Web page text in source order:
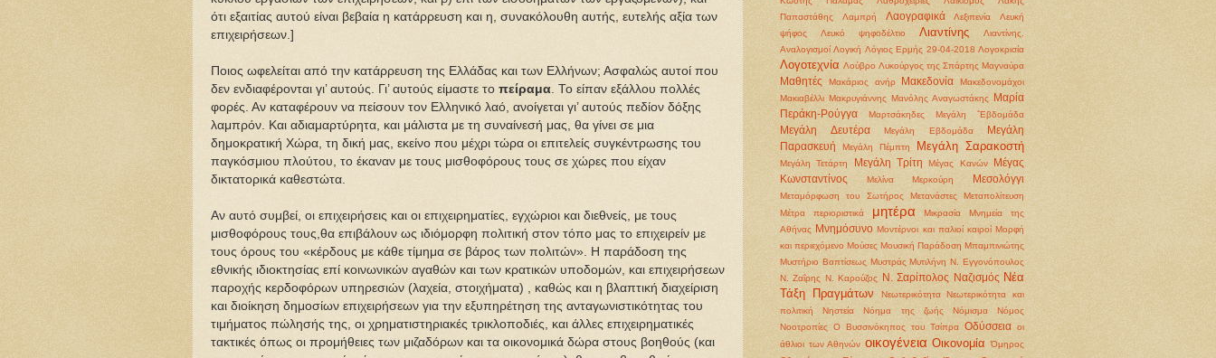
ότι εξαιτίας αυτού είναι βεβαία η κατάρρευση και η, συνακόλουθη αυτής, ευτελής αξία των
επιχειρήσεων.]
Ποιος ωφελείται από την κατάρρευση της Ελλάδας και των Ελλήνων; Ασφαλώς αυτοί που
δεν ενδιαφέρονται γι’ αυτούς. Γι’ αυτούς είμαστε το πείραμα . Το είπαν εξάλλου πολλές
φορές. Αν καταφέρουν να πείσουν τον Ελληνικό λαό, ανοίγεται γι’ αυτούς πεδίον δόξης
λαμπρόν. Και αδιαμαρτύρητα, και μάλιστα με τη συναίνεσή μας, θα γίνει σε μια
δημοκρατική Χώρα, τη δική μας, εκείνο που μέχρι τώρα οι επιτελείς συγκέντρωσης του
παγκόσμιου πλούτου, το έκαναν με τους μισθοφόρους τους σε χώρες που είχαν
δικτατορικά καθεστώτα.
Αν αυτό συμβεί, οι επιχειρήσεις και οι επιχειρηματίες, εγχώριοι και διεθνείς, με τους
μισθοφόρους τους,θα επιβάλουν ως ιδιόμορφη πολιτική στον τόπο μας το επιχειρείν με
τους όρους του «κέρδους με κάθε τίμημα σε βάρος των πολιτών». Η παράδοση της
εθνικής ιδιοκτησίας επί κοινωνικών αγαθών και των κρατικών υποδομών, και επιχειρήσεων
παροχής κερδοφόρων υπηρεσιών (λαχεία, στοιχήματα) , καθώς και η βλαπτική διαχείριση
και διοίκηση δημοσίων επιχειρήσεων για την εξυπηρέτηση της ανταγωνιστικότητας του
τιμήματος πώλησής της, οι χρηματιστηριακές τρικλοποδιές, και άλλες επιχειρηματικές
τακτικές όπως οι προμήθειες των μιζαδόρων και τα οικονομικά δώρα στους βοηθούς (και
Παπαστάθης
Λαμπρή Λαογραφικά Λεξιπενία
Λευκή
ψήφος
Λευκό ψηφοδέλτιο Λιαντίνης
Λιαντίνης.
Αναλογισμοί Λογική Λόγιος Ερμής 29-04-2018 Λογοκρισία
Λογοτεχνία Λούβρο Λυκούργος της Σπάρτης Μαγναύρα
Μαθητές Μακάριος ανήρ Μακεδονία
Μακεδονομάχοι
Μακιαβέλλι Μακρυγιάννης Μανόλης Αναγωστάκης
Μαρία
Περάκη-Ρούγγα
Μαρτσάκηδες Μεγάλη ΅Εβδομάδα
Μεγάλη Δευτέρα Μεγάλη Εβδομάδα
Μεγάλη
Παρασκευή
Μεγάλη Πέμπτη Μεγάλη Σαρακοστή
Μεγάλη Τετάρτη Μεγάλη Τρίτη Μέγας Κανών
Μέγας
Κωνσταντίνος
Μελίνα Μερκούρη Μεσολόγγι
Μεταμόρφωση του Σωτήρος Μετανάστες
Μεταπολίτευση
Μέτρα περιοριστικά
μητέρα Μικρασία
Μνημεία της
Αθήνας Μνημόσυνο Μοντέρνοι και παλιοί καιροί Μορφή
και περιεχόμενο Μούσες Μουσική Παράδοση Μπαμπινιώτης
Μυστήριο Βαπτίσεως Μυστράς Μυτιλήνη Ν. Εγγονόπουλος
Ν. Ζαΐρης Ν. Καρούζος Ν. Σαρίπολος Ναζισμός Νέα
Τάξη Πραγμάτων
Νεωτερικότητα
Νεωτερικότητα και
πολιτική
Νηστεία Νόημα της ζωής Νόμισμα
Νόμος
Νοοτροπίες Ο Βυσσινόκηπος του Τσίπρα Οδύσσεια οι
άθλιοι των Αθηνών οικογένεια Οικονομία
Όμηρος